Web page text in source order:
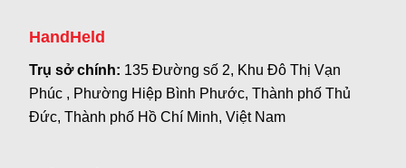
HandHeld
Trụ sở chính: 135 Đường số 2, Khu Đô Thị Vạn
Phúc , Phường Hiệp Bình Phước, Thành phố Thủ
Đức, Thành phố Hồ Chí Minh, Việt Nam